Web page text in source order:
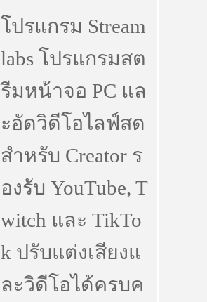
โปรแกรม Stream
labs โปรแกรมสต
รีมหน้าจอ PC แล
ะอัดวิดีโอไลฟ์สด
สำหรับ Creator ร
องรับ YouTube, T
witch และ TikTo
k ปรับแต่งเสียงแ
ละวิดีโอได้ครบค